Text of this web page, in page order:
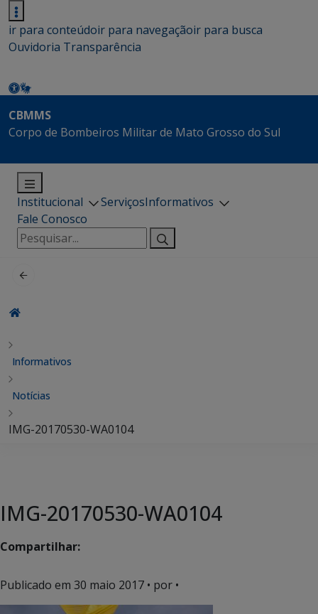
ir para conteúdoir para navegaçãoir para busca
Ouvidoria Transparência
CBMMS
Corpo de Bombeiros Militar de Mato Grosso do Sul
Institucional ServiçosInformativos
Fale Conosco
Pesquisar
por:
Informativos
Notícias
IMG-20170530-WA0104
IMG-20170530-WA0104
Compartilhar:
Publicado em 30 maio 2017 • por •